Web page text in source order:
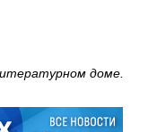
доме.